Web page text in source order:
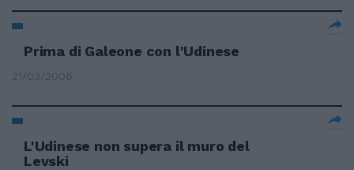
Prima di Galeone con l'Udinese
21/03/2006
L'Udinese non supera il muro del
Levski